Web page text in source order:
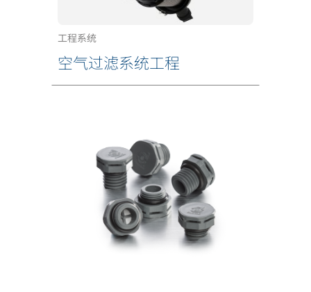
工程系统
空气过滤系统工程